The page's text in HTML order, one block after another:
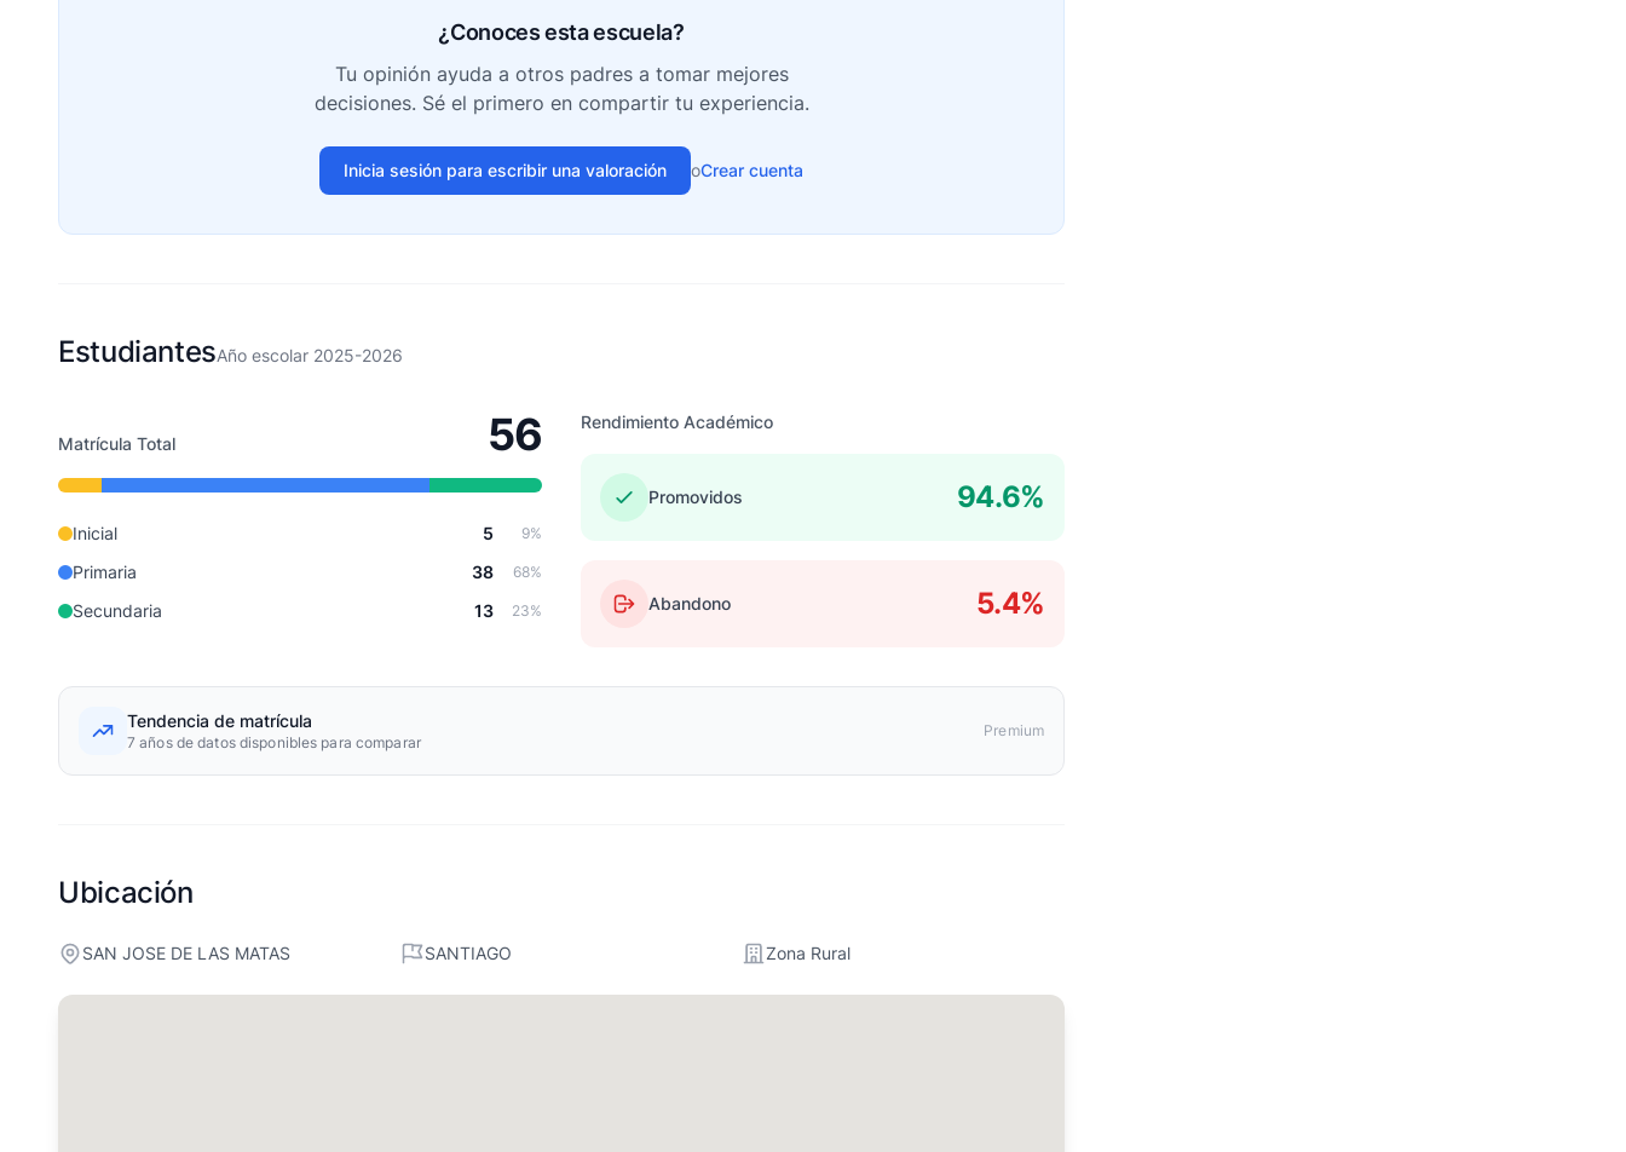
¿Conoces esta escuela?
Tu opinión ayuda a otros padres a tomar mejores
decisiones. Sé el primero en compartir tu experiencia.
Inicia sesión para escribir una valoración oCrear cuenta
EstudiantesAño escolar 2025-2026
Matrícula Total 56
Inicial 5 9%
Primaria 38 68%
Secundaria 13 23%
Rendimiento Académico
Promovidos 94.6%
Abandono 5.4%
Tendencia de matrícula
7 años de datos disponibles para comparar
Premium
Ubicación
SAN JOSE DE LAS MATAS SANTIAGO Zona Rural